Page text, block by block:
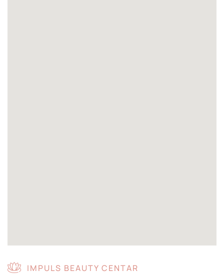
IMPULS BEAUTY CENTAR